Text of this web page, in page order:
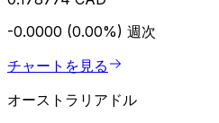
-0.0000 (0.00%) 週次
チャートを見る
オーストラリアドル